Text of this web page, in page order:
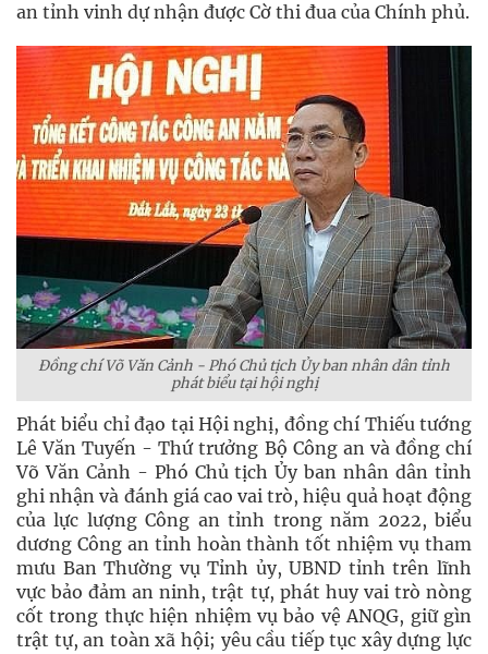
an tỉnh vinh dự nhận được Cờ thi đua của Chính phủ.
Đồng chí Võ Văn Cảnh - Phó Chủ tịch Ủy ban nhân dân tỉnh
phát biểu tại hội nghị
Phát biểu chỉ đạo tại Hội nghị, đồng chí Thiếu tướng
Lê Văn Tuyến - Thứ trưởng Bộ Công an và đồng chí
Võ Văn Cảnh - Phó Chủ tịch Ủy ban nhân dân tỉnh
ghi nhận và đánh giá cao vai trò, hiệu quả hoạt động
của lực lượng Công an tỉnh trong năm 2022, biểu
dương Công an tỉnh hoàn thành tốt nhiệm vụ tham
mưu Ban Thường vụ Tỉnh ủy, UBND tỉnh trên lĩnh
vực bảo đảm an ninh, trật tự, phát huy vai trò nòng
cốt trong thực hiện nhiệm vụ bảo vệ ANQG, giữ gìn
trật tự, an toàn xã hội; yêu cầu tiếp tục xây dựng lực